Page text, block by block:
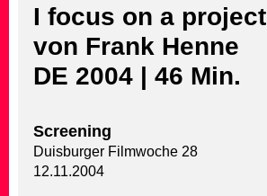
I focus on a project
von Frank Henne
DE 2004 | 46 Min.
Screening
Duisburger Filmwoche 28
12.11.2004